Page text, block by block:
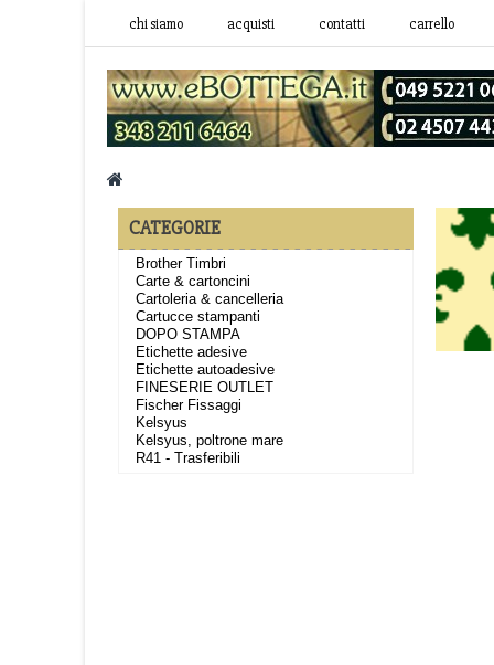
chi siamo acquisti contatti carrello
CATEGORIE
Brother Timbri
Carte & cartoncini
Cartoleria & cancelleria
Cartucce stampanti
DOPO STAMPA
Etichette adesive
Etichette autoadesive
FINESERIE OUTLET
Fischer Fissaggi
Kelsyus
Kelsyus, poltrone mare
R41 - Trasferibili